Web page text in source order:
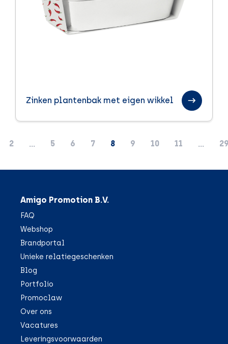
Zinken plantenbak met eigen wikkel
2 ... 5 6 7 8 9 10 11 ...
Amigo Promotion B.V.
FAQ
Webshop
Brandportal
Unieke relatiegeschenken
Blog
Portfolio
Promoclaw
Over ons
Vacatures
Leveringsvoorwaarden